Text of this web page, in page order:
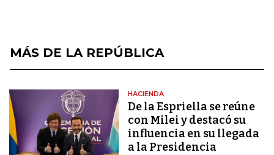
MÁS DE LA REPÚBLICA
HACIENDA
De la Espriella se reúne
con Milei y destacó su
influencia en su llegada
a la Presidencia